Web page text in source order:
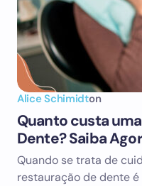
Alice Schimidton
Quanto custa
Dente? Saiba
Quando se trata de
restauração de dente